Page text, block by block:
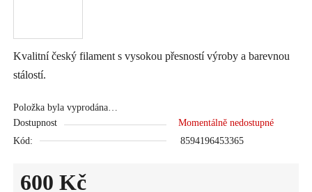
Kvalitní český filament s vysokou přesností výroby a barevnou
stálostí.
Položka byla vyprodána…
Dostupnost
Momentálně nedostupné
Kód:
8594196453365
600 Kč